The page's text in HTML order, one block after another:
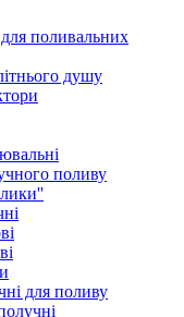
поливальних
душу
поливу
для поливу